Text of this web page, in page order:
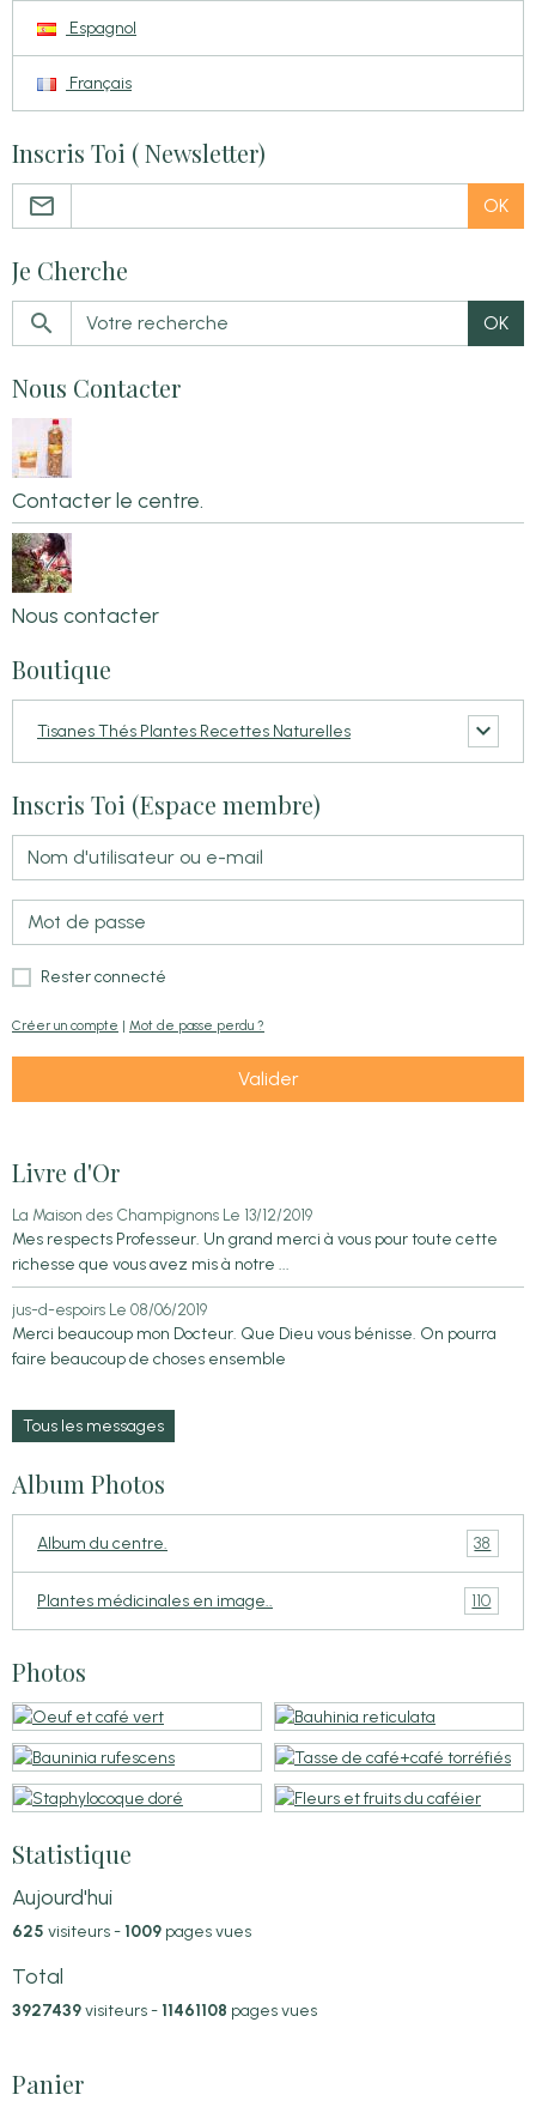
Espagnol
Français
Inscris Toi ( Newsletter)
OK
Je Cherche
OK
Nous Contacter
Contacter le centre.
Nous contacter
Boutique
Tisanes Thés Plantes Recettes Naturelles
Inscris Toi (Espace membre)
Rester connecté
Créer un compte | Mot de passe perdu ?
Valider
Livre d'Or
La Maison des Champignons Le 13/12/2019
Mes respects Professeur. Un grand merci à vous pour toute cette
richesse que vous avez mis à notre ...
jus-d-espoirs Le 08/06/2019
Merci beaucoup mon Docteur. Que Dieu vous bénisse. On pourra
faire beaucoup de choses ensemble
Tous les messages
Album Photos
Album du centre. 38
Plantes médicinales en image.. 110
Photos
Statistique
Aujourd'hui
625 visiteurs - 1009 pages vues
Total
3927439visiteurs - 11461108 pages vues
Panier